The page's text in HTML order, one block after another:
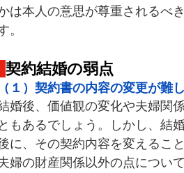
は本人の意思が尊重されるべ
。
契約結婚の弱点
（１）契約書の内容の変更が難
婚後、価値観の変化や夫婦関
ともあるでしょう。しかし、結
に、その契約内容を変えるこ
婦の財産関係以外の点につい